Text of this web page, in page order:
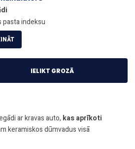
pasta indeksu
IELIKT GROZĀ
ar kravas auto, kas aprīkoti
keramiskos dūmvadus visā